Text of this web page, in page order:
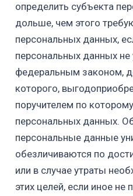
определить субъекта
дольше, чем этого
персональных данных,
персональных данных не
федеральным законом,
которого,
поручителем по
персональных данных.
персональные данные
обезличиваются по
или в случае утраты
этих целей, если иное не